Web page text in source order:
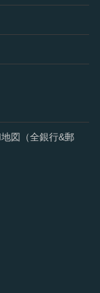
図（全銀行&郵